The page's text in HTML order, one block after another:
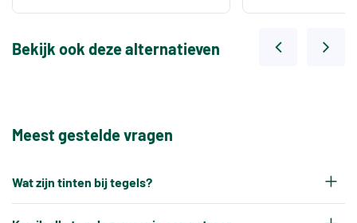
Bekijk ook deze alternatieven
Meest gestelde vragen
Wat zijn tinten bij tegels?